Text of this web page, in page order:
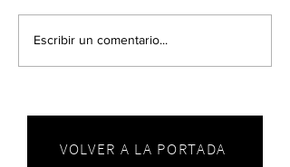
Escribir un comentario...
VOLVER A LA PORTADA